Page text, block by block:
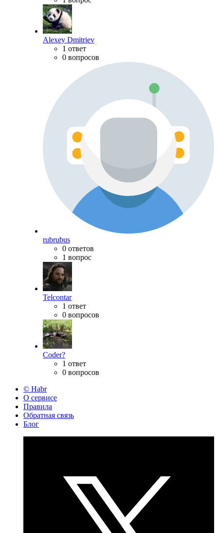
Alexey Dmitriev
1 ответ
0 вопросов
rubrubus
0 ответов
1 вопрос
Telcontar
1 ответ
0 вопросов
Coder?
1 ответ
0 вопросов
© Habr
О сервисе
Правила
Обратная связь
Блог